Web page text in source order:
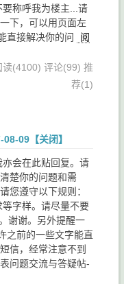
称呼我为楼主...请
下，可以用页面左
直接解决你的问
阅
读(4100) 评论(99) 推
荐(1)
09【关闭】
会在此贴回复。请
楚你的问题和需
您遵守以下规则：
字样。请尽量不要
谢谢。另外提醒一
之前的一些文字能直
信，经常注意不到
问题交流与答疑帖-